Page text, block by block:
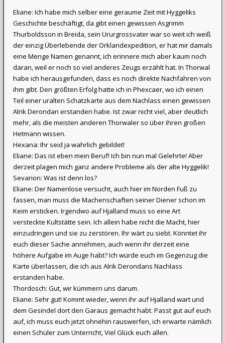
Eliane: Ich habe mich selber eine geraume Zeit mit Hyggeliks
Geschichte beschäftigt, da gibt einen gewissen Asgrimm
Thurboldsson in Breida, sein Ururgrossvater war so weit ich weiß
der einzig Überlebende der Orklandexpedition, er hat mir damals
eine Menge Namen genannt, ich erinnere mich aber kaum noch
daran, weil er noch so viel anderes Zeugs erzählt hat. In Thorwal
habe ich herausgefunden, dass es noch direkte Nachfahren von
ihm gibt. Den größten Erfolg hatte ich in Phexcaer, wo ich einen
Teil einer uralten Schatzkarte aus dem Nachlass einen gewissen
Alrik Derondan erstanden habe. Ist zwar nicht viel, aber deutlich
mehr, als die meisten anderen Thorwaler so über ihren großen
Hetmann wissen.
Hexana: Ihr seid ja wahrlich gebildet!
Eliane: Das ist eben mein Beruf! Ich bin nun mal Gelehrte! Aber
derzeit plagen mich ganz andere Probleme als der alte Hyggelik!
Sevarion: Was ist denn los?
Eliane: Der Namenlose versucht, auch hier im Norden Fuß zu
fassen, man muss die Machenschaften seiner Diener schon im
Keim ersticken. Irgendwo auf Hjalland muss so eine Art
versteckte Kultstätte sein. Ich allein habe nicht die Macht, hier
einzudringen und sie zu zerstören. Ihr wärt zu siebt. Könntet ihr
euch dieser Sache annehmen, auch wenn ihr derzeit eine
höhere Aufgabe im Auge habt? Ich würde euch im Gegenzug die
Karte überlassen, die ich aus Alrik Derondans Nachlass
erstanden habe.
Thordosch: Gut, wir kümmern uns darum.
Eliane: Sehr gut! Kommt wieder, wenn ihr auf Hjalland wart und
dem Gesindel dort den Garaus gemacht habt. Passt gut auf euch
auf, ich muss euch jetzt ohnehin rauswerfen, ich erwarte nämlich
einen Schüler zum Unterricht, Viel Glück euch allen.